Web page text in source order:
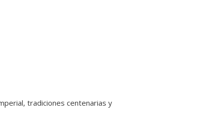
tradiciones centenarias y